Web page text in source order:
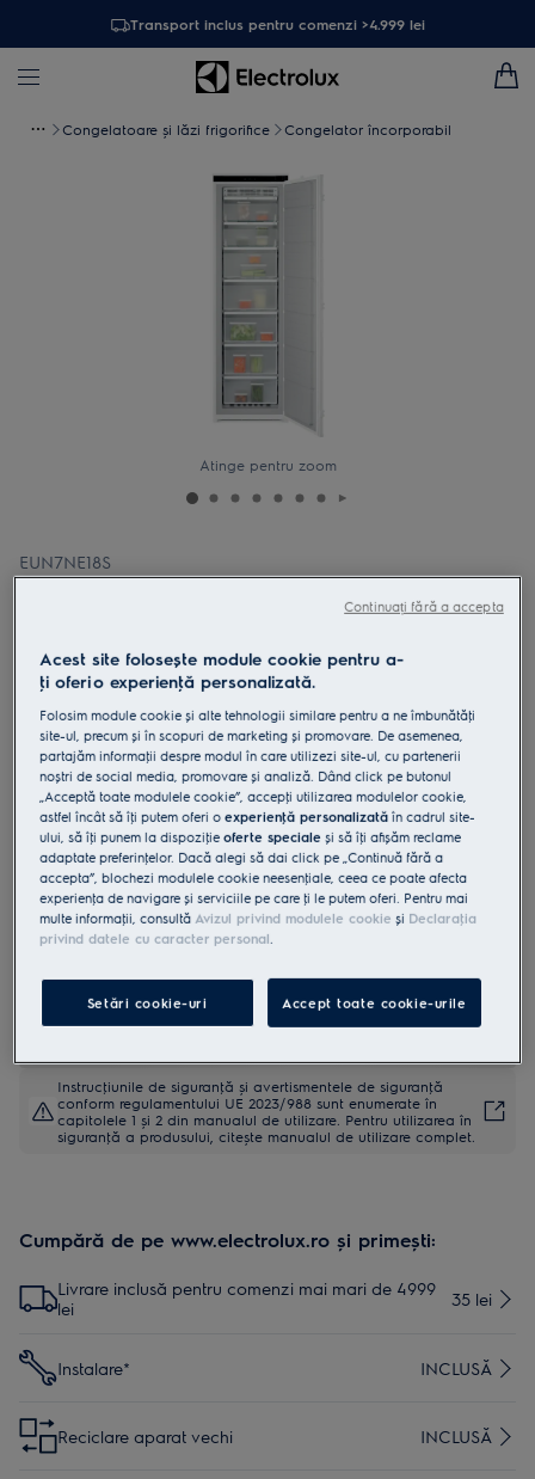
Transport inclus pentru comenzi >4.999 lei
Congelatoare şi lăzi frigorifice Congelator încorporabil
Atinge pentru zoom
EUN7NE18S
Congelator încorporabil No Frost
0 (0)
Fișa cu informaţii despre produs
Beneficii
No Frost previne acumularea de gheaţă în congelator.
No Frost previne acumularea ghetii in congelator.
Congelator unic cu pereți interiori din plastic reciclat în proporție de
70%.
Instrucţiunile de siguranţă și avertismentele de siguranţă
conform regulamentului UE 2023/988 sunt enumerate în
capitolele 1 și 2 din manualul de utilizare. Pentru utilizarea în
siguranţă a produsului, citește manualul de utilizare complet.
Cumpără de pe www.electrolux.ro și primești:
Livrare inclusă pentru comenzi mai mari de 4999
lei
35 lei
Instalare* INCLUSĂ
Reciclare aparat vechi INCLUSĂ
Acest site folosește module cookie pentru a-
ţi oferi o experienţă personalizată.
Folosim module cookie și alte tehnologii similare pentru a ne îmbunătăţi
site-ul, precum și în scopuri de marketing și promovare. De asemenea,
partajăm informaţii despre modul în care utilizezi site-ul, cu partenerii
noștri de social media, promovare și analiză. Dând click pe butonul
„Acceptă toate modulele cookie”, accepţi utilizarea modulelor cookie,
astfel încât să îţi putem oferi oexperienţă personalizată în cadrul site-
ului, să îţi punem la dispoziţieoferte speciale și să îţi afișăm reclame
adaptate preferinţelor. Dacă alegi să dai click pe „Continuă fără a
accepta”, blochezi modulele cookie neesenţiale, ceea ce poate afecta
experienţa de navigare și serviciile pe care ţi le putem oferi. Pentru mai
multe informaţii, consultă Avizul privind modulele cookie și Declaraţia
privind datele cu caracter personal.
Setări cookie-uri Accept toate cookie-urile
Continuați fără a accepta